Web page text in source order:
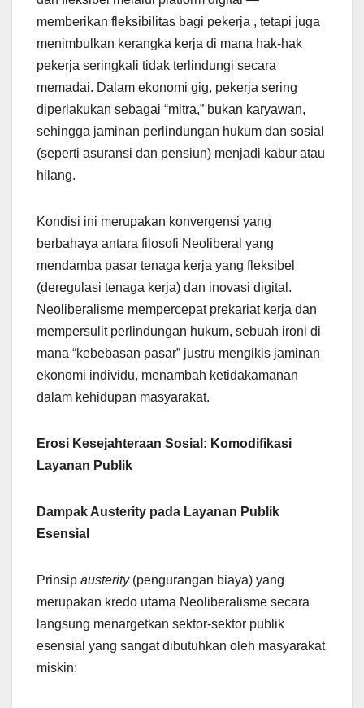
memberikan fleksibilitas bagi pekerja , tetapi juga
menimbulkan kerangka kerja di mana hak-hak
pekerja seringkali tidak terlindungi secara
memadai. Dalam ekonomi gig, pekerja sering
diperlakukan sebagai “mitra,” bukan karyawan,
sehingga jaminan perlindungan hukum dan sosial
(seperti asuransi dan pensiun) menjadi kabur atau
hilang.
Kondisi ini merupakan konvergensi yang
berbahaya antara filosofi Neoliberal yang
mendamba pasar tenaga kerja yang fleksibel
(deregulasi tenaga kerja) dan inovasi digital.
Neoliberalisme mempercepat prekariat kerja dan
mempersulit perlindungan hukum, sebuah ironi di
mana “kebebasan pasar” justru mengikis jaminan
ekonomi individu, menambah ketidakamanan
dalam kehidupan masyarakat.
Erosi Kesejahteraan Sosial: Komodifikasi
Layanan Publik
Dampak Austerity pada Layanan Publik
Esensial
Prinsip austerity(pengurangan biaya) yang
merupakan kredo utama Neoliberalisme secara
langsung menargetkan sektor-sektor publik
esensial yang sangat dibutuhkan oleh masyarakat
miskin: